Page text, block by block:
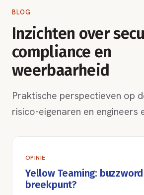
BLOG
Inzichten over
compliance en
weerbaarheid
Praktische perspectieven op
risico-eigenaren en engineers
OPINIE
Yellow Teaming:
breekpunt?